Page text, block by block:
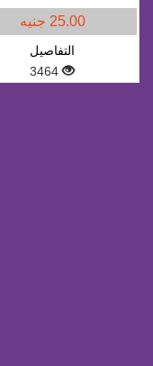
25.00 جنيه
التفاصيل
3464